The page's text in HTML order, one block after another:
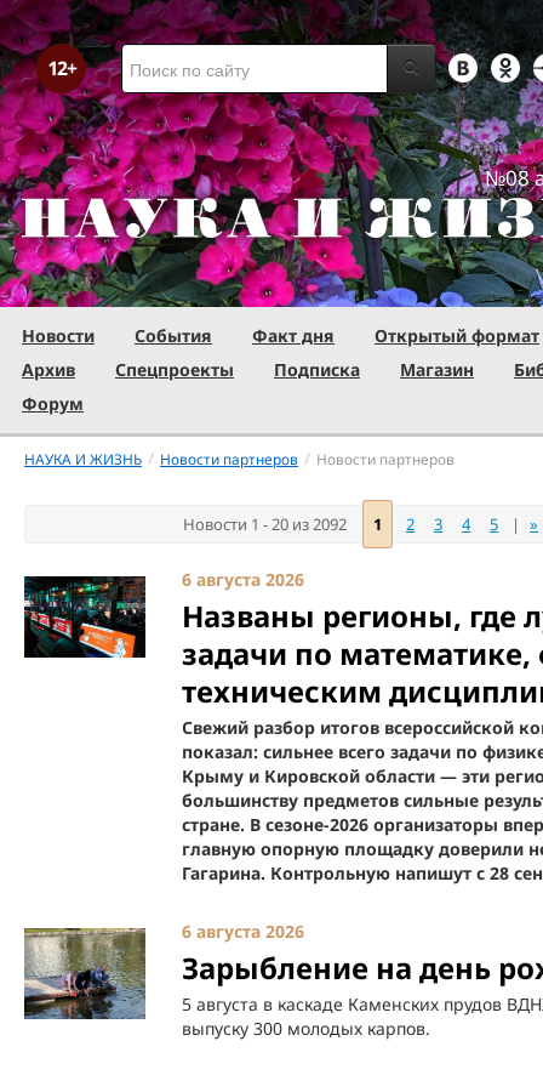
№08
Новости События Факт дня
Открытый формат
Архив
Спецпроекты Подписка Магазин
Форум
НАУКА И ЖИЗНЬ / Новости партнеров / Новости партнеров
Новости 1 - 20 из 2092 1 2 3 4 5 | »
6 августа 2026
Названы регионы, где
задачи по
техническим
Свежий разбор итогов всероссийской
показал: сильнее всего задачи по
Крыму и Кировской области — эти
большинству предметов сильные
стране. В сезоне-2026 организаторы
главную опорную площадку доверили
Гагарина. Контрольную напишут с 28
6 августа 2026
Зарыбление на день
5 августа в каскаде Каменских прудов
выпуску 300 молодых карпов.